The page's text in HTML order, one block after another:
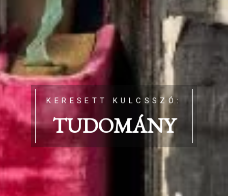
KERESETT KULCSSZÓ:
TUDOMÁNY